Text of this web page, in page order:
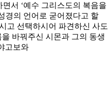
서 ‘예수 그리스도의 복음을
경의 언어로 굳어졌다고 할
고 선택하시어 파견하신 사도
바꿔주신 시몬과 그의 동생
고보와